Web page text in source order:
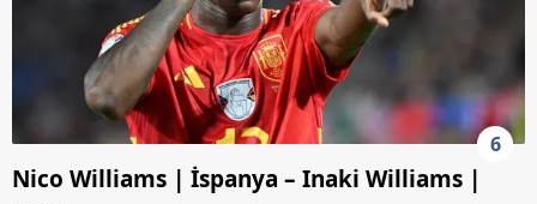
6
Nico Williams | İspanya – Inaki Williams |